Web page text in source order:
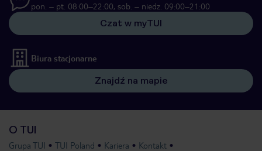
pon. – pt. 08:00–22:00, sob. – niedz. 09:00–21:00
Czat w myTUI
Biura stacjonarne
Znajdź na mapie
O TUI
Grupa TUI TUI Poland Kariera
Kontakt